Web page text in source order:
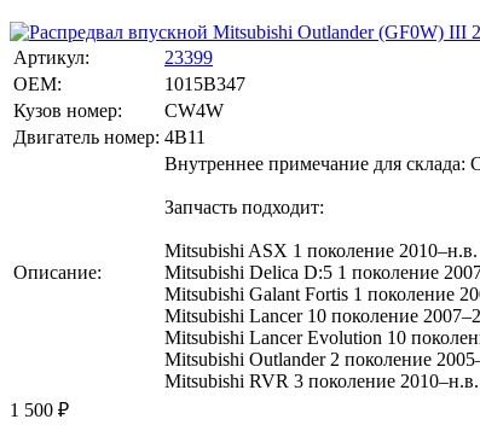
Артикул:
23399
OEM:
1015B347
Кузов номер:
CW4W
Двигатель номер: 4B11
Описание:
Внутреннее примечание для склада:
Запчасть подходит:
Mitsubishi ASX 1 поколение
Mitsubishi Delica D:5 1 поколение
Mitsubishi Galant Fortis 1 поколение
Mitsubishi Lancer 10 поколение
Mitsubishi Lancer Evolution 10
Mitsubishi Outlander 2 поколение
Mitsubishi RVR 3 поколение
1 500 ₽